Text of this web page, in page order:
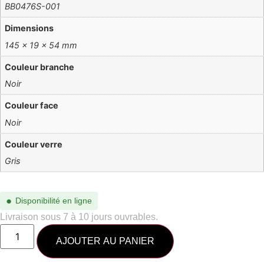
BB0476S-001
Dimensions
145 × 19 × 54 mm
Couleur branche
Noir
Couleur face
Noir
Couleur verre
Gris
● Disponibilité en ligne
Livraison sous 7 à 10 jours ouvrables.
AJOUTER AU PANIER